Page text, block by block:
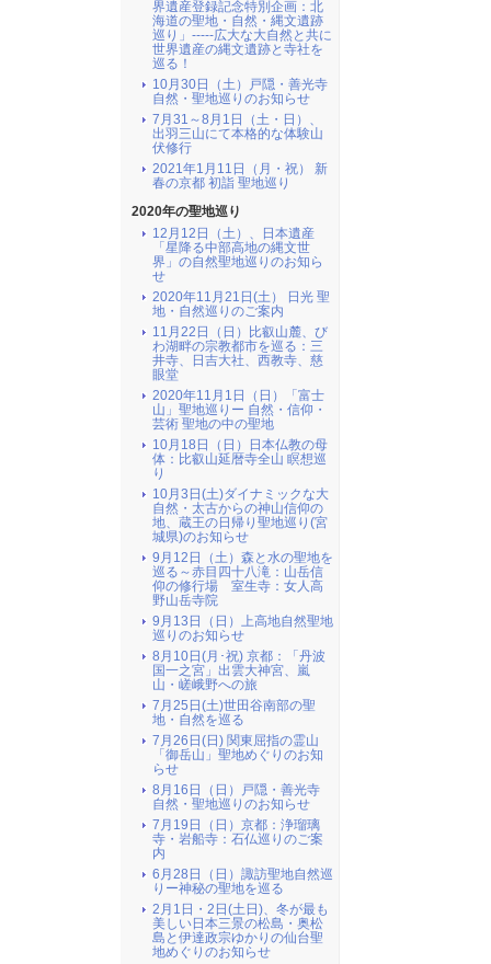
界遺産登録記念特別企画：北
海道の聖地・自然・縄文遺跡
巡り」-----広大な大自然と共に
世界遺産の縄文遺跡と寺社を
巡る！
10月30日（土）戸隠・善光寺
自然・聖地巡りのお知らせ
7月31～8月1日（土・日）、
出羽三山にて本格的な体験山
伏修行
2021年1月11日（月・祝） 新
春の京都 初詣 聖地巡り
2020年の聖地巡り
12月12日（土）、日本遺産
「星降る中部高地の縄文世
界」の自然聖地巡りのお知ら
せ
2020年11月21日(土） 日光 聖
地・自然巡りのご案内
11月22日（日）比叡山麓、び
わ湖畔の宗教都市を巡る：三
井寺、日吉大社、西教寺、慈
眼堂
2020年11月1日（日）「富士
山」聖地巡りー 自然・信仰・
芸術 聖地の中の聖地
10月18日（日）日本仏教の母
体：比叡山延暦寺全山 瞑想巡
り
10月3日(土)ダイナミックな大
自然・太古からの神山信仰の
地、蔵王の日帰り聖地巡り(宮
城県)のお知らせ
9月12日（土）森と水の聖地を
巡る～赤目四十八滝：山岳信
仰の修行場 室生寺：女人高
野山岳寺院
9月13日（日）上高地自然聖地
巡りのお知らせ
8月10日(月･祝) 京都：「丹波
国一之宮」出雲大神宮、嵐
山・嵯峨野への旅
7月25日(土)世田谷南部の聖
地・自然を巡る
7月26日(日) 関東屈指の霊山
「御岳山」聖地めぐりのお知
らせ
8月16日（日）戸隠・善光寺
自然・聖地巡りのお知らせ
7月19日（日）京都：浄瑠璃
寺・岩船寺：石仏巡りのご案
内
6月28日（日）諏訪聖地自然巡
りー神秘の聖地を巡る
2月1日・2日(土日)、冬が最も
美しい日本三景の松島・奥松
島と伊達政宗ゆかりの仙台聖
地めぐりのお知らせ